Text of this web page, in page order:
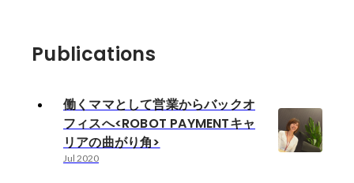
Publications
働くママとして営業からバックオ
フィスへ<ROBOT PAYMENTキャ
リアの曲がり角>
Jul 2020